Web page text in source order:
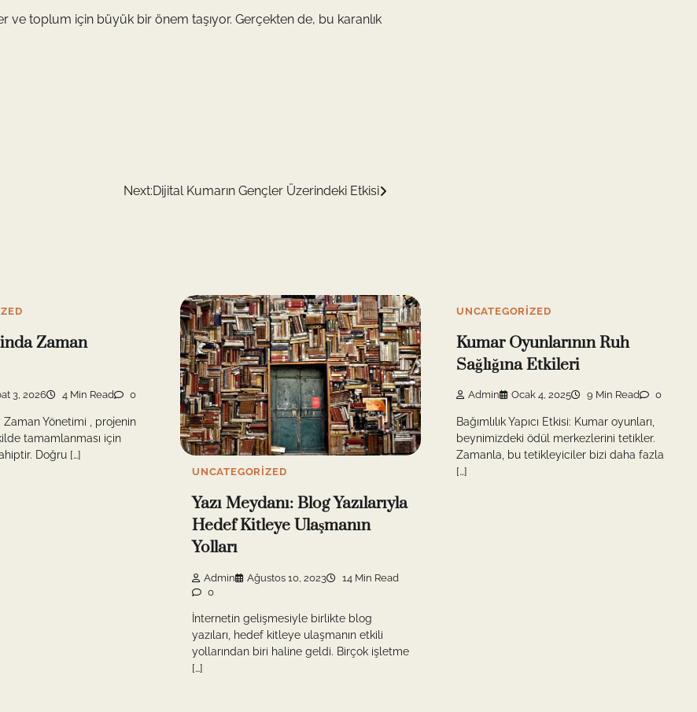
ve toplum için büyük bir önem taşıyor. Gerçekten de, bu karanlık
Next:Dijital Kumarın Gençler Üzerindeki Etkisi
Zaman
3, 2026 4 Min Read 0
Zaman Yönetimi , projenin
tamamlanması için
Doğru […]
UNCATEGORIZED
Yazı Meydanı: Blog Yazılarıyla
Hedef Kitleye Ulaşmanın
Yolları
Admin Ağustos 10, 2023
14 Min Read
0
İnternetin gelişmesiyle birlikte blog
yazıları, hedef kitleye ulaşmanın etkili
yollarından biri haline geldi. Birçok işletme
[…]
UNCATEGORIZED
Kumar Oyunlarının Ruh
Sağlığına Etkileri
Admin Ocak 4, 2025 9 Min Read 0
Bağımlılık Yapıcı Etkisi: Kumar oyunları,
beynimizdeki ödül merkezlerini tetikler.
Zamanla, bu tetikleyiciler bizi daha fazla
[…]